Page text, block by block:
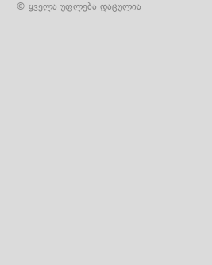
© ყველა უფლება დაცულია